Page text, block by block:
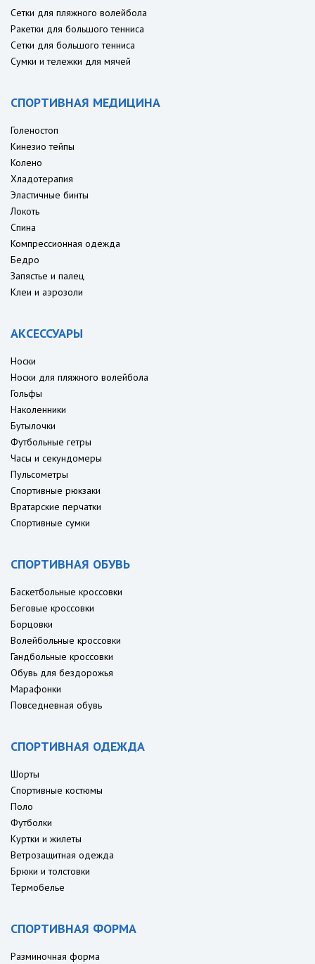
Сетки для пляжного волейбола
Ракетки для большого тенниса
Сетки для большого тенниса
Сумки и тележки для мячей
СПОРТИВНАЯ МЕДИЦИНА
Голеностоп
Кинезио тейпы
Колено
Хладотерапия
Эластичные бинты
Локоть
Спина
Компрессионная одежда
Бедро
Запястье и палец
Клеи и аэрозоли
АКСЕССУАРЫ
Носки
Носки для пляжного волейбола
Гольфы
Наколенники
Бутылочки
Футбольные гетры
Часы и секундомеры
Пульсометры
Спортивные рюкзаки
Вратарские перчатки
Спортивные сумки
СПОРТИВНАЯ ОБУВЬ
Баскетбольные кроссовки
Беговые кроссовки
Борцовки
Волейбольные кроссовки
Гандбольные кроссовки
Обувь для бездорожья
Марафонки
Повседневная обувь
СПОРТИВНАЯ ОДЕЖДА
Шорты
Спортивные костюмы
Поло
Футболки
Куртки и жилеты
Ветрозащитная одежда
Брюки и толстовки
Термобелье
СПОРТИВНАЯ ФОРМА
Разминочная форма